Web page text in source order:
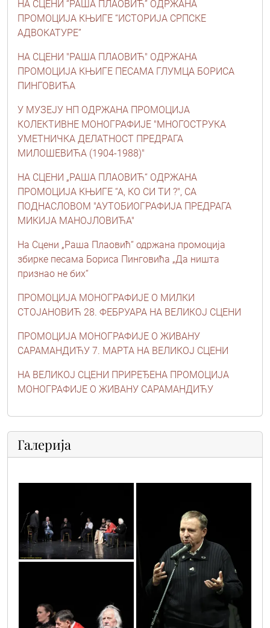
НА СЦЕНИ “РАША ПЛАОВИЋ” ОДРЖАНА
ПРОМОЦИЈА КЊИГЕ “ИСТОРИЈА СРПСКЕ
АДВОКАТУРЕ”
НА СЦЕНИ "РАША ПЛАОВИЋ" ОДРЖАНА
ПРОМОЦИЈА КЊИГЕ ПЕСАМА ГЛУМЦА БОРИСА
ПИНГОВИЋА
У МУЗЕЈУ НП ОДРЖАНА ПРОМОЦИЈА
КОЛЕКТИВНЕ МОНОГРАФИЈЕ "МНОГОСТРУКА
УМЕТНИЧКА ДЕЛАТНОСТ ПРЕДРАГА
МИЛОШЕВИЋА (1904-1988)"
НА СЦЕНИ „РАША ПЛАОВИЋ“ ОДРЖАНА
ПРОМОЦИЈА КЊИГЕ “А, КО СИ ТИ ?", СА
ПОДНАСЛОВОМ "АУТОБИОГРАФИЈА ПРЕДРАГА
МИКИЈА МАНОЈЛОВИЋА"
На Сцени „Раша Плаовић“ одржана промоција
збирке песама Бориса Пинговића „Да ништа
признао не бих“
ПРОМОЦИЈА МОНОГРАФИЈЕ О МИЛКИ
СТОЈАНОВИЋ 28. ФЕБРУАРА НА ВЕЛИКОЈ СЦЕНИ
ПРОМОЦИЈА МОНОГРАФИЈЕ О ЖИВАНУ
САРАМАНДИЋУ 7. МАРТА НА ВЕЛИКОЈ СЦЕНИ
НА ВЕЛИКОЈ СЦЕНИ ПРИРЕЂЕНА ПРОМОЦИЈА
МОНОГРАФИЈЕ О ЖИВАНУ САРАМАНДИЋУ
Галерија
vic4550
vic4593